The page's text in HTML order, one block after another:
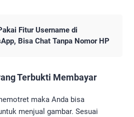
Fitur Username di
Bisa Chat Tanpa Nomor HP
Terbukti Membayar
maka Anda bisa
menjual gambar. Sesuai